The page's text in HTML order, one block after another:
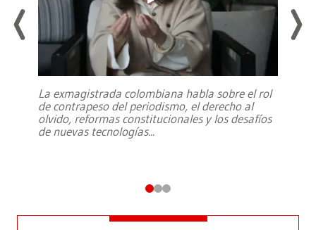
La exmagistrada colombiana habla sobre el rol
de contrapeso del periodismo, el derecho al
olvido, reformas constitucionales y los desafíos
de nuevas tecnologías...